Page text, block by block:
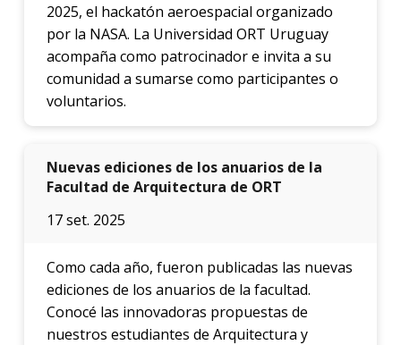
2025, el hackatón aeroespacial organizado
por la NASA. La Universidad ORT Uruguay
acompaña como patrocinador e invita a su
comunidad a sumarse como participantes o
voluntarios.
Nuevas ediciones de los anuarios de la
Facultad de Arquitectura de ORT
17 set. 2025
Como cada año, fueron publicadas las nuevas
ediciones de los anuarios de la facultad.
Conocé las innovadoras propuestas de
nuestros estudiantes de Arquitectura y